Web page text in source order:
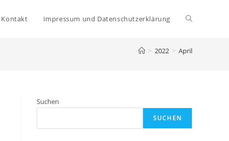
Kontakt Impressum und Datenschutzerklärung Website-
> 2022 > April
Suchen
SUCHEN